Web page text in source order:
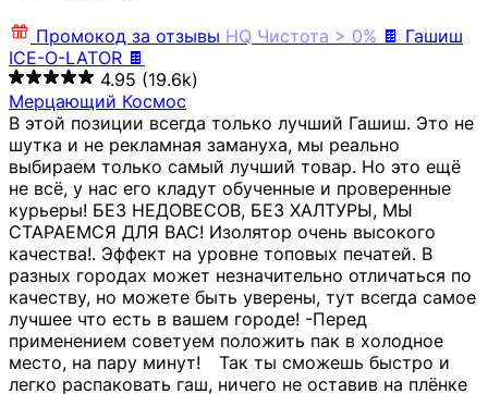
Промокод за отзывы HQ Чистота > 0% 🍫 Гашиш
ICE-O-LATOR 🍫
4.95 (19.6k)
Мерцающий Космос
В этой позиции всегда только лучший Гашиш. Это не
шутка и не рекламная замануха, мы реально
выбираем только самый лучший товар. Но это ещё
не всё, у нас его кладут обученные и проверенные
курьеры! БЕЗ НЕДОВЕСОВ, БЕЗ ХАЛТУРЫ, МЫ
СТАРАЕМСЯ ДЛЯ ВАС! Изолятор очень высокого
качества!. Эффект на уровне топовых печатей. В
разных городах может незначительно отличаться по
качеству, но можете быть уверены, тут всегда самое
лучшее что есть в вашем городе! -Перед
применением советуем положить пак в холодное
место, на пару минут!⠀ Так ты сможешь быстро и
легко распаковать гаш, ничего не оставив на плёнке